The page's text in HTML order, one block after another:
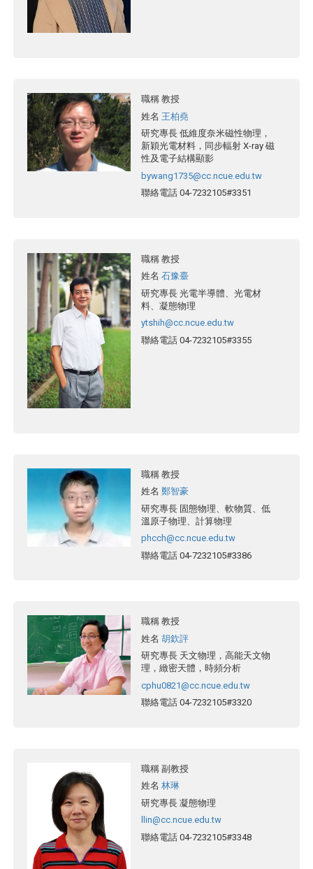
職稱 教授
姓名 王柏堯
研究專長 低維度奈米磁性物理，
新穎光電材料，同步輻射 X-ray 磁
性及電子結構顯影
bywang1735@cc.ncue.edu.tw
聯絡電話 04-7232105#3351
職稱 教授
姓名 石豫臺
研究專長 光電半導體、光電材
料、凝態物理
ytshih@cc.ncue.edu.tw
聯絡電話 04-7232105#3355
職稱 教授
姓名 鄭智豪
研究專長 固態物理、軟物質、低
溫原子物理、計算物理
phcch@cc.ncue.edu.tw
聯絡電話 04-7232105#3386
職稱 教授
姓名 胡欽評
研究專長 天文物理，高能天文物
理，緻密天體，時頻分析
cphu0821@cc.ncue.edu.tw
聯絡電話 04-7232105#3320
職稱 副教授
姓名 林琳
研究專長 凝態物理
llin@cc.ncue.edu.tw
聯絡電話 04-7232105#3348